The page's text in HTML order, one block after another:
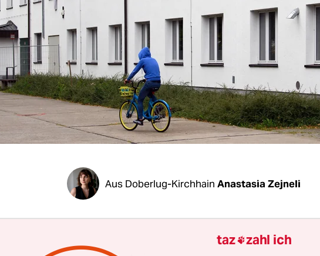
hilfe
Aus Doberlug-Kirchhain Anastasia Zejneli
Mustafa steht im kühlen Schatten der
Gemeinsam mit ihm wollen zehn weitere
taz zahl ich